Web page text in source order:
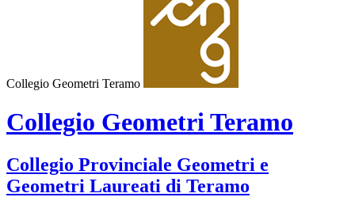
Collegio Geometri Teramo
Collegio Geometri Teramo
Collegio Provinciale Geometri e
Geometri Laureati di Teramo